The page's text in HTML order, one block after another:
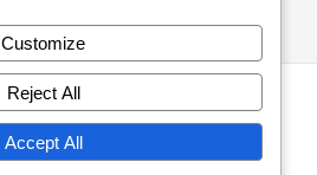
Bloques Temáticos
Contactos
Customize
Reject All
Accept All